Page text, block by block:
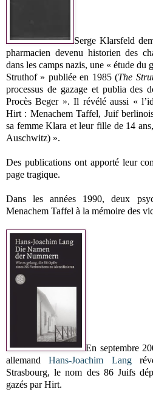
Serge Klarsfeld
pharmacien devenu historien des
dans les camps nazis, une « étude du
Struthof » publiée en 1985 (The
processus de gazage et publia des
Procès Beger ». Il révélé aussi «
Hirt : Menachem Taffel, Juif
sa femme Klara et leur fille de 14
Auschwitz) ».
Des publications ont apporté leur
page tragique.
Dans les années 1990, deux
Menachem Taffel à la mémoire des
En septembre
allemandHans-Joachim Lang
Strasbourg, le nom des 86 Juifs
gazés par Hirt.